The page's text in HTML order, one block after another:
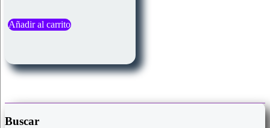
Añadir al carrito
Buscar